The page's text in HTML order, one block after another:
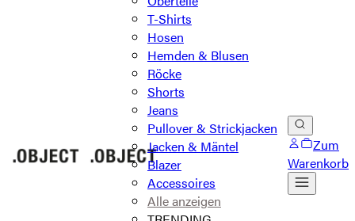
T-Shirts
Hosen
Hemden & Blusen
Röcke
Shorts
Jeans
Pullover & Strickjacken
Jacken & Mäntel
Blazer
Accessoires
Alle anzeigen
Zum
Warenkorb